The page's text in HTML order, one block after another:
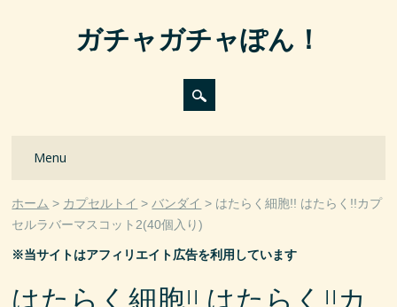
ガチャガチャぽん！
Main menu
Menu
ホーム カプセルトイ バンダイ
はたらく細胞!! はたらく!!カプ
セルラバーマスコット2(40個入り)
※当サイトはアフィリエイト広告を利用しています
はたらく細胞!! はたらく!!カ